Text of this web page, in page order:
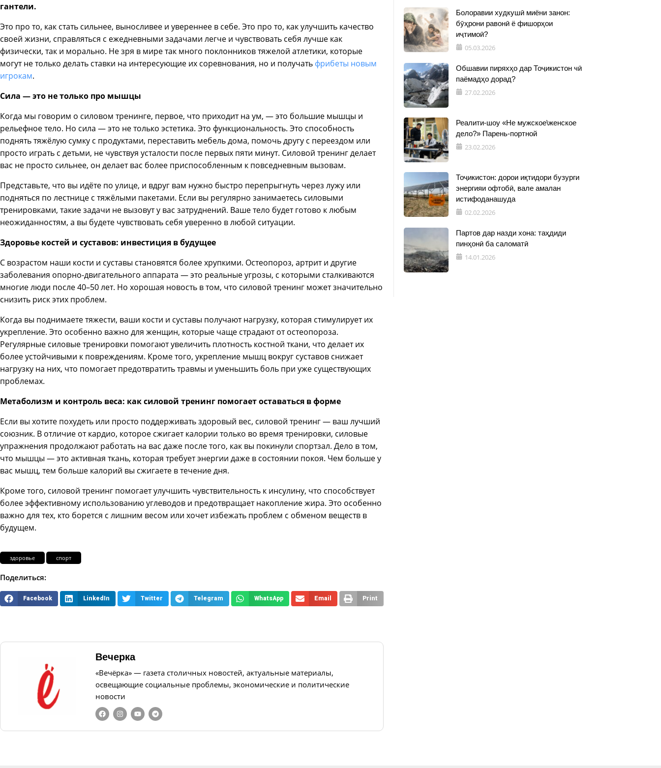
гантели.
Это про то, как стать сильнее, выносливее и увереннее в себе. Это про то, как улучшить качество
своей жизни, справляться с ежедневными задачами легче и чувствовать себя лучше как
физически, так и морально. Не зря в мире так много поклонников тяжелой атлетики, которые
могут не только делать ставки на интересующие их соревнования, но и получать фрибеты новым
игрокам.
Сила — это не только про мышцы
Когда мы говорим о силовом тренинге, первое, что приходит на ум, — это большие мышцы и
рельефное тело. Но сила — это не только эстетика. Это функциональность. Это способность
поднять тяжёлую сумку с продуктами, переставить мебель дома, помочь другу с переездом или
просто играть с детьми, не чувствуя усталости после первых пяти минут. Силовой тренинг делает
вас не просто сильнее, он делает вас более приспособленным к повседневным вызовам.
Представьте, что вы идёте по улице, и вдруг вам нужно быстро перепрыгнуть через лужу или
подняться по лестнице с тяжёлыми пакетами. Если вы регулярно занимаетесь силовыми
тренировками, такие задачи не вызовут у вас затруднений. Ваше тело будет готово к любым
неожиданностям, а вы будете чувствовать себя уверенно в любой ситуации.
Здоровье костей и суставов: инвестиция в будущее
С возрастом наши кости и суставы становятся более хрупкими. Остеопороз, артрит и другие
заболевания опорно-двигательного аппарата — это реальные угрозы, с которыми сталкиваются
многие люди после 40–50 лет. Но хорошая новость в том, что силовой тренинг может значительно
снизить риск этих проблем.
Когда вы поднимаете тяжести, ваши кости и суставы получают нагрузку, которая стимулирует их
укрепление. Это особенно важно для женщин, которые чаще страдают от остеопороза.
Регулярные силовые тренировки помогают увеличить плотность костной ткани, что делает их
более устойчивыми к повреждениям. Кроме того, укрепление мышц вокруг суставов снижает
нагрузку на них, что помогает предотвратить травмы и уменьшить боль при уже существующих
проблемах.
Метаболизм и контроль веса: как силовой тренинг помогает оставаться в форме
Если вы хотите похудеть или просто поддерживать здоровый вес, силовой тренинг — ваш лучший
союзник. В отличие от кардио, которое сжигает калории только во время тренировки, силовые
упражнения продолжают работать на вас даже после того, как вы покинули спортзал. Дело в том,
что мышцы — это активная ткань, которая требует энергии даже в состоянии покоя. Чем больше у
вас мышц, тем больше калорий вы сжигаете в течение дня.
Кроме того, силовой тренинг помогает улучшить чувствительность к инсулину, что способствует
более эффективному использованию углеводов и предотвращает накопление жира. Это особенно
важно для тех, кто борется с лишним весом или хочет избежать проблем с обменом веществ в
будущем.
здоровье спорт
Поделиться:
Facebook LinkedIn Twitter Telegram WhatsApp Email Print
Вечерка
«Вечёрка» — газета столичных новостей, актуальные материалы,
освещающие социальные проблемы, экономические и политические
новости
Болоравии худкушӣ миёни занон:
бӯҳрони равонӣ ё фишорҳои
иҷтимоӣ?
05.03.2026
Обшавии пиряхҳо дар Тоҷикистон чӣ
паёмадҳо дорад?
27.02.2026
Реалити-шоу «Не мужское\женское
дело?» Парень-портной
23.02.2026
Тоҷикистон: дорои иқтидори бузурги
энергияи офтобӣ, вале амалан
истифоданашуда
02.02.2026
Партов дар назди хона: таҳдиди
пинҳонӣ ба саломатӣ
14.01.2026